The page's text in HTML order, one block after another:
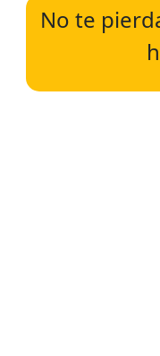
No te